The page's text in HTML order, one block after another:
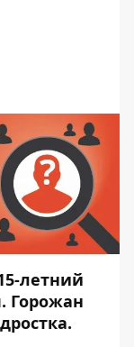
летний
Горожан